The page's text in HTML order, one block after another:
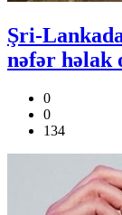
Şri-
nəfər həlak
0
0
134